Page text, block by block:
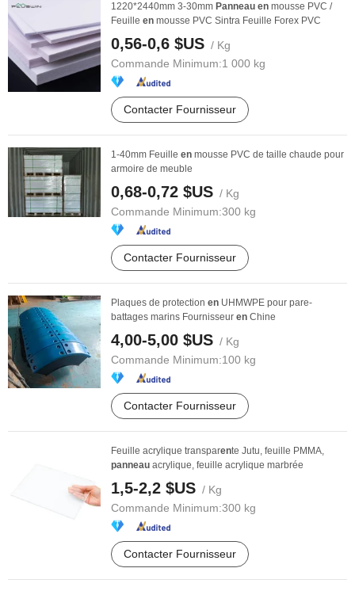
1220*2440mm 3-30mm Panneau en mousse PVC /
Feuille en mousse PVC Sintra Feuille Forex PVC
0,56-0,6 $US / Kg
Commande Minimum:1 000 kg
Contacter Fournisseur
1-40mm Feuille en mousse PVC de taille chaude pour
armoire de meuble
0,68-0,72 $US / Kg
Commande Minimum:300 kg
Contacter Fournisseur
Plaques de protection en UHMWPE pour pare-
battages marins Fournisseur en Chine
4,00-5,00 $US / Kg
Commande Minimum:100 kg
Contacter Fournisseur
Feuille acrylique transparente Jutu, feuille PMMA,
panneau acrylique, feuille acrylique marbrée
1,5-2,2 $US / Kg
Commande Minimum:300 kg
Contacter Fournisseur